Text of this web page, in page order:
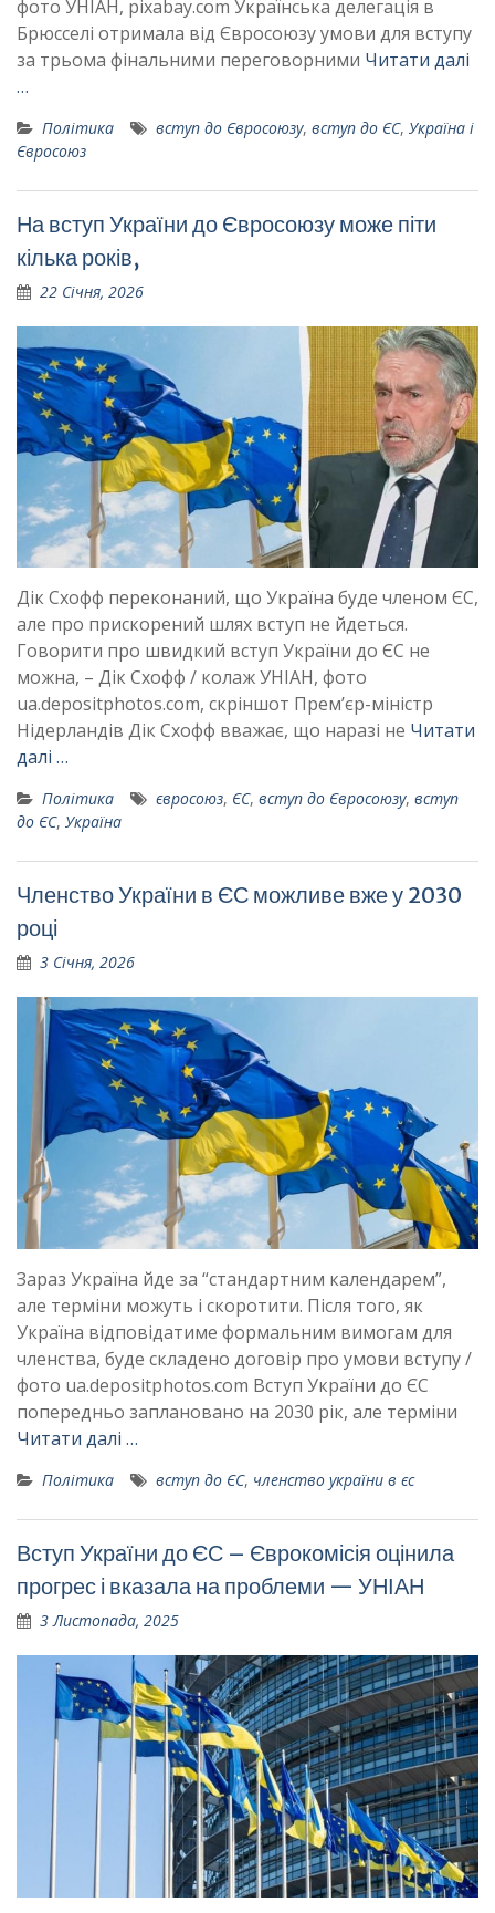
фото УНІАН, pixabay.com Українська делегація в
Брюсселі отримала від Євросоюзу умови для вступу
за трьома фінальними переговорними Читати далі
…
Політика вступ до Євросоюзу, вступ до ЄС, Україна і
Євросоюз
На вступ України до Євросоюзу може піти
кілька років,
22 Січня, 2026
Дік Схофф переконаний, що Україна буде членом ЄС,
але про прискорений шлях вступ не йдеться.
Говорити про швидкий вступ України до ЄС не
можна, – Дік Схофф / колаж УНІАН, фото
ua.depositphotos.com, скріншот Прем’єр-міністр
Нідерландів Дік Схофф вважає, що наразі не Читати
далі …
Політика євросоюз, ЄС, вступ до Євросоюзу, вступ
до ЄС, Україна
Членство України в ЄС можливе вже у 2030
році
3 Січня, 2026
Зараз Україна йде за “стандартним календарем”,
але терміни можуть і скоротити. Після того, як
Україна відповідатиме формальним вимогам для
членства, буде складено договір про умови вступу /
фото ua.depositphotos.com Вступ України до ЄС
попередньо заплановано на 2030 рік, але терміни
Читати далі …
Політика вступ до ЄС, членство україни в єс
Вступ України до ЄС – Єврокомісія оцінила
прогрес і вказала на проблеми — УНІАН
3 Листопада, 2025